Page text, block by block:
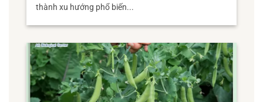
thành xu hướng phổ biến...